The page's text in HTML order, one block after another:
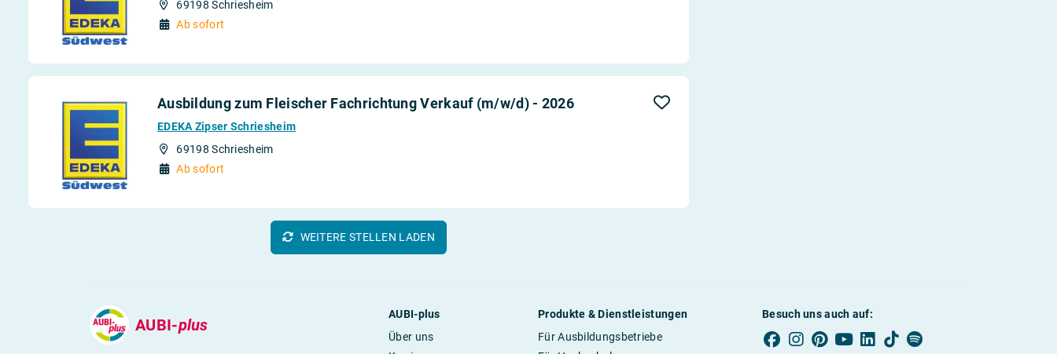
69198 Schriesheim
Ab sofort
Ausbildung zum Fleischer Fachrichtung Verkauf (m/w/d) - 2026
EDEKA Zipser Schriesheim
69198 Schriesheim
Ab sofort
WEITERE STELLEN LADEN
AUBI-plus
AUBI-plus
Über uns
Produkte & Dienstleistungen
Für Ausbildungsbetriebe
Besuch uns auch auf: